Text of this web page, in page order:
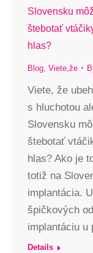
Slovensku
štebotať
hlas?
Blog Viete,že
Viete, že
s hluchotou
Slovensku
štebotať
hlas? Ako je
totiž na
implantácia.
špičkových
implantáciu u
Details